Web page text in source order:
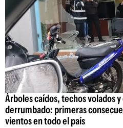
Árboles caídos, techos volados
derrumbado: primeras
vientos en todo el país